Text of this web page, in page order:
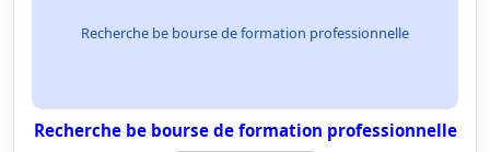
Recherche be bourse de formation professionnelle
Recherche be bourse de formation professionnelle